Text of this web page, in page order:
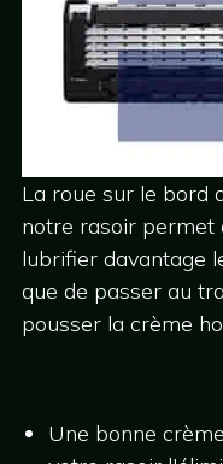
La roue sur le bord
notre rasoir permet
lubrifier davantage
que de passer au
pousser la crème
Une bonne